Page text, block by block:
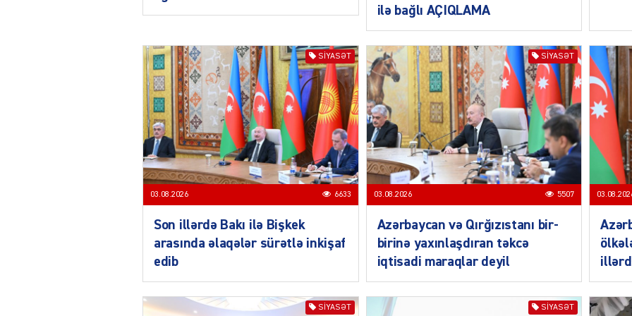
MANŞET
ilə bağlı AÇIQLAMA
SIYASƏT
03.08.2026 6633
Son illərdə Bakı ilə Bişkek
arasında əlaqələr sürətlə inkişaf
edib
SIYASƏT
03.08.2026 5507
Azərbaycan və Qırğızıstanı bir-
birinə yaxınlaşdıran təkcə
iqtisadi maraqlar deyil
SIYASƏT SIYASƏT